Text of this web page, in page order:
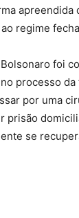
regime
foi
processo da
por uma
prisão
se